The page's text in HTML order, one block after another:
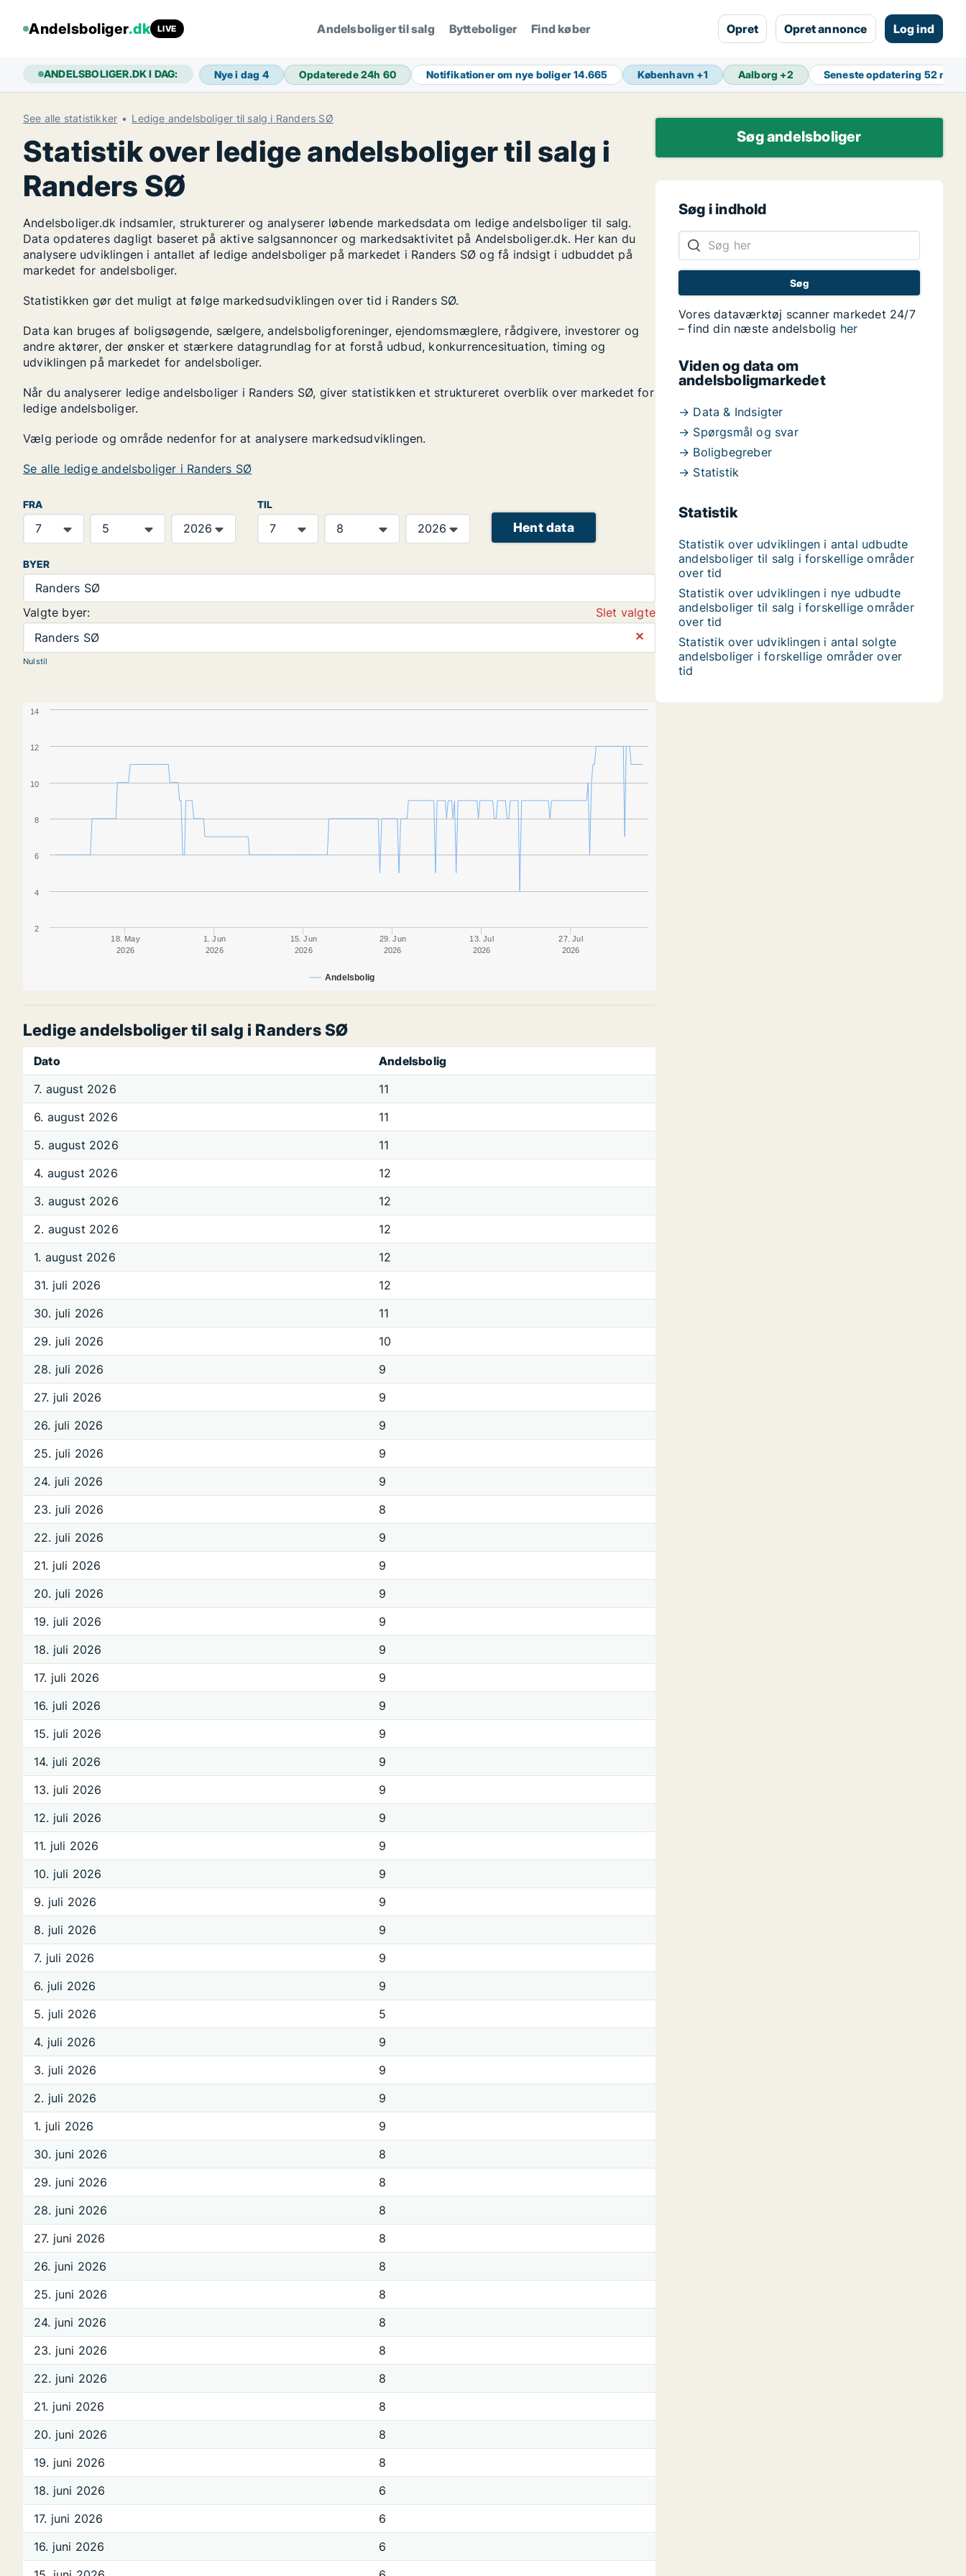
Andelsboliger.dk LIVE Andelsboliger til salg Bytteboliger Find køber Opret Opret annonce Log ind
ANDELSBOLIGER.DK I DAG: Nye i dag 4 Opdaterede 24h 60 Notifikationer om nye boliger14.665 København +1 Aalborg +2 Seneste opdatering 52 min
See alle statistikker Ledige andelsboliger til salg i Randers SØ
Statistik over ledige andelsboliger til salg i
Randers SØ
Andelsboliger.dk indsamler, strukturerer og analyserer løbende markedsdata om ledige andelsboliger til salg.
Data opdateres dagligt baseret på aktive salgsannoncer og markedsaktivitet på Andelsboliger.dk. Her kan du
analysere udviklingen i antallet af ledige andelsboliger på markedet i Randers SØ og få indsigt i udbuddet på
markedet for andelsboliger.
Statistikken gør det muligt at følge markedsudviklingen over tid i Randers SØ.
Data kan bruges af boligsøgende, sælgere, andelsboligforeninger, ejendomsmæglere, rådgivere, investorer og
andre aktører, der ønsker et stærkere datagrundlag for at forstå udbud, konkurrencesituation, timing og
udviklingen på markedet for andelsboliger.
Når du analyserer ledige andelsboliger i Randers SØ, giver statistikken et struktureret overblik over markedet for
ledige andelsboliger.
Vælg periode og område nedenfor for at analysere markedsudviklingen.
Se alle ledige andelsboliger i Randers SØ
FRA TIL
Hent data
BYER
Randers SØ
Valgte byer:
Slet valgte
Randers SØ
⨯
Nulstil
Andelsbolig
18. May
2026
1. Jun
2026
15. Jun
2026
29. Jun
2026
13. Jul
2026
27. Jul
2026
2
4
6
8
10
12
14
Ledige andelsboliger til salg i Randers SØ
Dato
Andelsbolig
7. august 2026
11
6. august 2026
11
5. august 2026
11
4. august 2026
12
3. august 2026
12
2. august 2026
12
1. august 2026
12
31. juli 2026
12
30. juli 2026
11
29. juli 2026
10
28. juli 2026
9
27. juli 2026
9
26. juli 2026
9
25. juli 2026
9
24. juli 2026
9
23. juli 2026
8
22. juli 2026
9
21. juli 2026
9
20. juli 2026
9
19. juli 2026
9
18. juli 2026
9
17. juli 2026
9
16. juli 2026
9
15. juli 2026
9
14. juli 2026
9
13. juli 2026
9
12. juli 2026
9
11. juli 2026
9
10. juli 2026
9
9. juli 2026
9
8. juli 2026
9
7. juli 2026
9
6. juli 2026
9
5. juli 2026
5
4. juli 2026
9
3. juli 2026
9
2. juli 2026
9
1. juli 2026
9
30. juni 2026
8
29. juni 2026
8
28. juni 2026
8
27. juni 2026
8
26. juni 2026
8
25. juni 2026
8
24. juni 2026
8
23. juni 2026
8
22. juni 2026
8
21. juni 2026
8
20. juni 2026
8
19. juni 2026
8
18. juni 2026
6
17. juni 2026
6
16. juni 2026
6
Søg andelsboliger
Søg i indhold
Vores dataværktøj scanner markedet 24/7
– find din næste andelsbolig her
Viden og data om
andelsboligmarkedet
→ Data & Indsigter
→ Spørgsmål og svar
→ Boligbegreber
→ Statistik
Statistik
Statistik over udviklingen i antal udbudte
andelsboliger til salg i forskellige områder
over tid
Statistik over udviklingen i nye udbudte
andelsboliger til salg i forskellige områder
over tid
Statistik over udviklingen i antal solgte
andelsboliger i forskellige områder over
tid